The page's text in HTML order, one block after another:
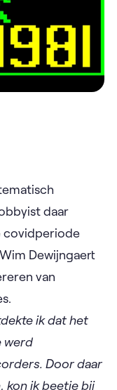
daar
covidperiode
Dewijngaert
van
ik dat het
werd
Door daar
kon ik beetje bij